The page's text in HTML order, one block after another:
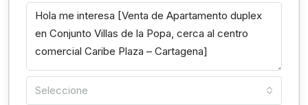
Seleccione